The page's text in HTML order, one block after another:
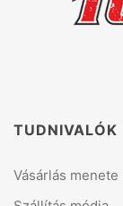
TUDNIVALÓK
Vásárlás menete